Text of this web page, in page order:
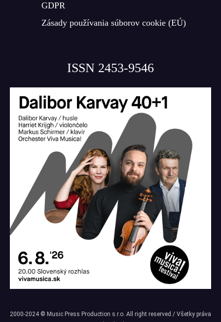
GDPR
Zásady používania súborov cookie (EÚ)
ISSN 2453-9546
2000-2024 © Music Press Production s.r.o. All right reserved / Všetky práva